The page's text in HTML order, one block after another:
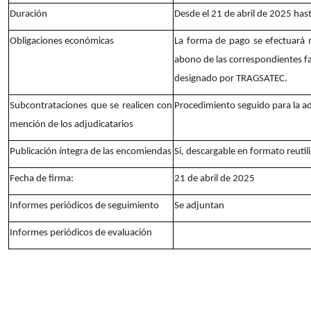
Duración Desde el 21 de abril de 2025
Obligaciones económicas
La forma de pago se efectuará
abono de las correspondientes
designado por TRAGSATEC.
Subcontrataciones que se realicen con
mención de los adjudicatarios
Procedimiento seguido para la
Publicación íntegra de las encomiendas Si, descargable en formato
Fecha de firma: 21 de abril de 2025
Informes periódicos de seguimiento Se adjuntan
Informes periódicos de evaluación